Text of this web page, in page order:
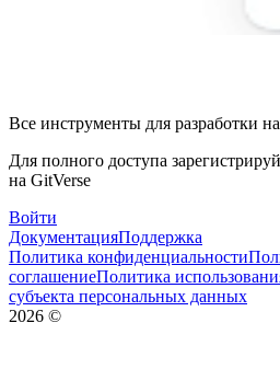
Все инструменты для разработки
Для полного доступа
на GitVerse
Войти
ДокументацияПоддержка
Политика конфиденциальности
соглашениеПолитика
субъекта персональных данных
2026 ©